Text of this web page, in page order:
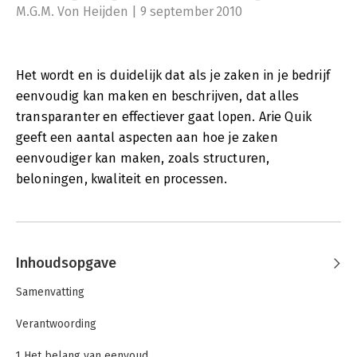
M.G.M. Von Heijden | 9 september 2010
Het wordt en is duidelijk dat als je zaken in je bedrijf
eenvoudig kan maken en beschrijven, dat alles
transparanter en effectiever gaat lopen. Arie Quik
geeft een aantal aspecten aan hoe je zaken
eenvoudiger kan maken, zoals structuren,
beloningen, kwaliteit en processen.
Inhoudsopgave
Samenvatting
Verantwoording